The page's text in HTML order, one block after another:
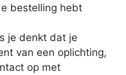
bestelling hebt
je denkt dat je
van een oplichting,
op met